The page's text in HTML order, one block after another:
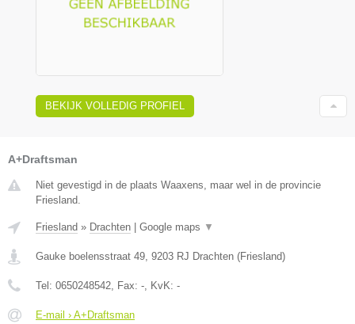
BEKIJK VOLLEDIG PROFIEL
A+Draftsman
Niet gevestigd in de plaats Waaxens, maar wel in de provincie
Friesland.
Friesland » Drachten Google maps ▼
Gauke boelensstraat 49, 9203 RJ Drachten (Friesland)
Tel: 0650248542, Fax: -, KvK: -
E-mail › A+Draftsman